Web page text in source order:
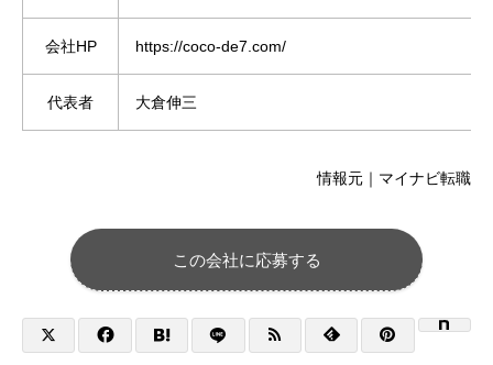
会社HP https://coco-de7.com/
代表者 大倉伸三
情報元｜マイナビ転職
この会社に応募する